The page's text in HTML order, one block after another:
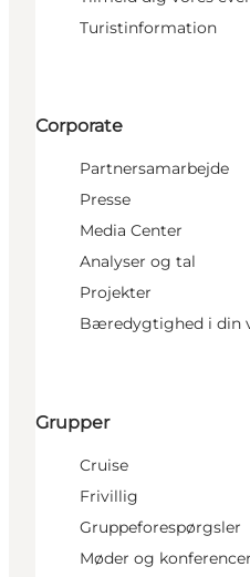
Turistinformation
Corporate
Partnersamarbejde
Presse
Media Center
Analyser og tal
Projekter
Bæredygtighed i din
Grupper
Cruise
Frivillig
Gruppeforespørgsler
Møder og konferencer